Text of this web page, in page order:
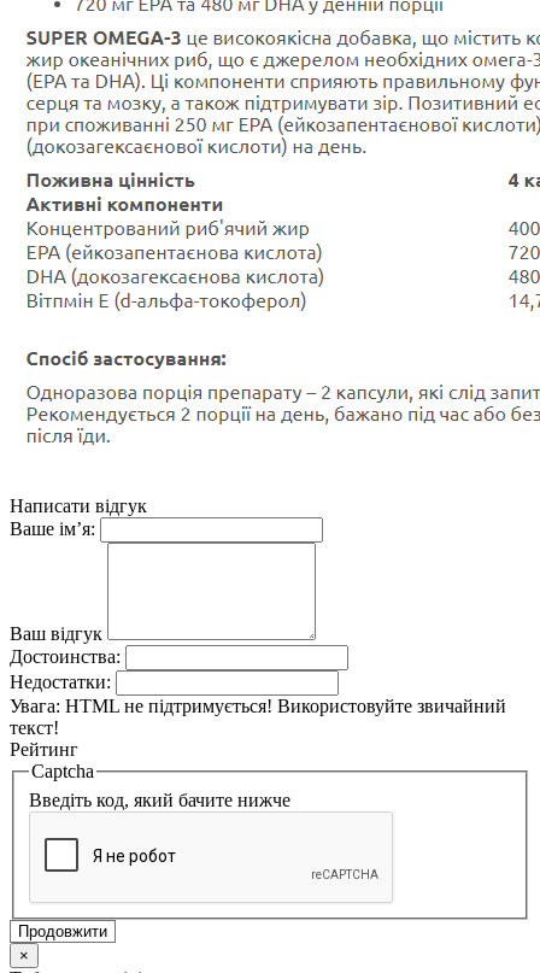
Написати відгук
Ваше ім’я:
Ваш відгук
Достоинства:
Недостатки:
Увага: HTML не підтримується! Використовуйте звичайний
текст!
Рейтинг
Captcha
Введіть код, який бачите нижче
Продовжити
×